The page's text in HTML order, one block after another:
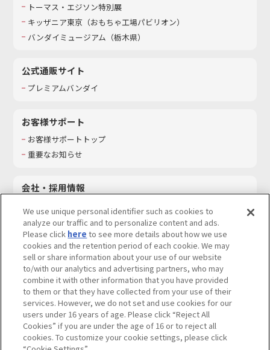
トーマス・エジソン特別展
キッザニア東京（おもちゃ工場パビリオン）​
バンダイミュージアム（栃木県）
公式通販サイト
プレミアムバンダイ
お客様サポート
お客様サポートトップ
重要なお知らせ
会社・採用情報
採用情報
サステナビリティ
お問い合わせ
ウェブサイトご利用条件 ソーシャルメディアポリシー
個人情報及び特定個人情報等の取り扱いに関する保護方針
Do Not Sell or Share My Personal Information著作権・商標について
We use unique personal identifier such as cookies to
analyze our traffic and to personalize content and ads.
Please click here to see more details about how we use
cookies and the retention period of each cookie. We may
sell or share information about your use of our website
to/with our analytics and advertising partners, who may
combine it with other information that you have provided
to them or that they have collected from your use of their
services. However, we do not set and use cookies for our
users under 16 years of age. Please click “Reject All
Cookies” if you are under the age of 16 or to reject all
cookies. To customize your cookie settings, please click